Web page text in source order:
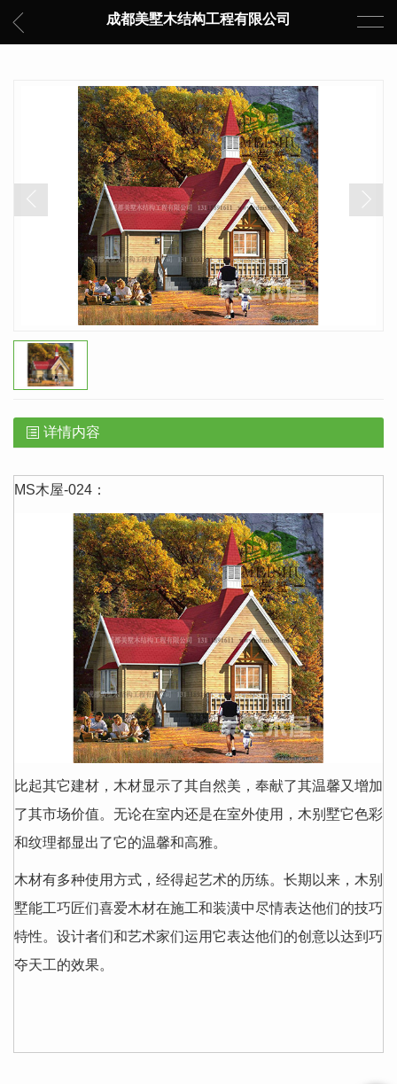
成都美墅木结构工程有限公司
详情内容
MS木屋-024：
比起其它建材，木材显示了其自然美，奉献了其温馨又增加
了其市场价值。无论在室内还是在室外使用，木别墅它色彩
和纹理都显出了它的温馨和高雅。
木材有多种使用方式，经得起艺术的历练。长期以来，木别
墅能工巧匠们喜爱木材在施工和装潢中尽情表达他们的技巧
特性。设计者们和艺术家们运用它表达他们的创意以达到巧
夺天工的效果。